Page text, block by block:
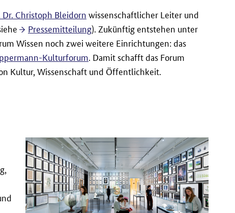
Christoph Bleidorn wissenschaftlicher Leiter und
Pressemitteilung). Zukünftig entstehen unter
Wissen noch zwei weitere Einrichtungen: das
Kulturforum. Damit schafft das Forum
Kultur, Wissenschaft und Öffentlichkeit.